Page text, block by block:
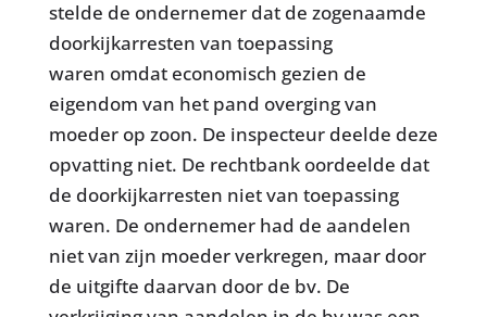
stelde de ondernemer dat de zogenaamde
doorkijkarresten van toepassing
waren omdat economisch gezien de
eigendom van het pand overging van
moeder op zoon. De inspecteur deelde deze
opvatting niet. De rechtbank oordeelde dat
de doorkijkarresten niet van toepassing
waren. De ondernemer had de aandelen
niet van zijn moeder verkregen, maar door
de uitgifte daarvan door de bv. De